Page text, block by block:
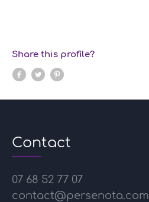
Share this profile?
Contact
07 68 52 77 07
contact@persenota.com